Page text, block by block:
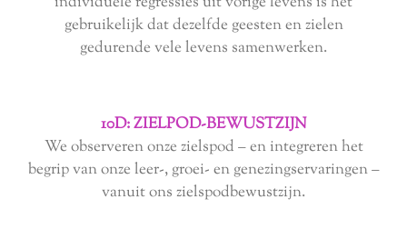
gebruikelijk dat dezelfde geesten en zielen
gedurende vele levens samenwerken.
10D: ZIELPOD-BEWUSTZIJN
We observeren onze zielspod – en integreren het
begrip van onze leer-, groei- en genezingservaringen –
vanuit ons zielspodbewustzijn.